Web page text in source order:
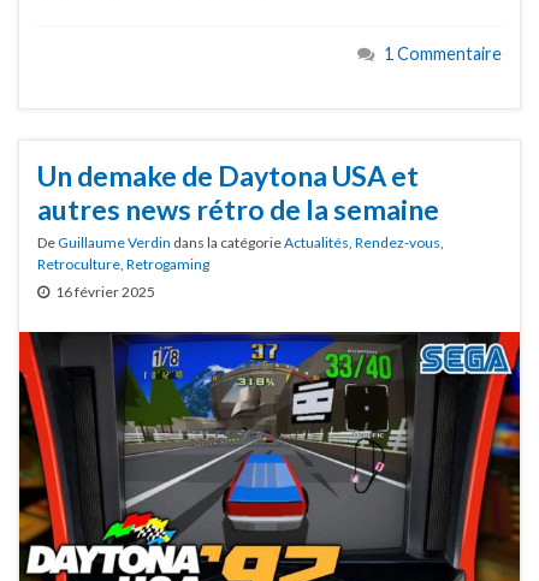
1 Commentaire
Un demake de Daytona USA et
autres news rétro de la semaine
DeGuillaume Verdin dans la catégorieActualités Rendez-vous
Retroculture Retrogaming
16 février 2025